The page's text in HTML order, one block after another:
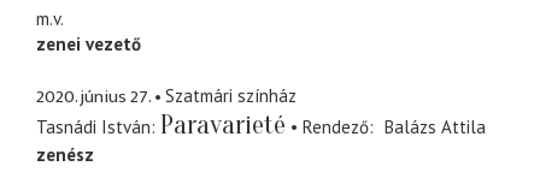
m.v.
zenei vezető
2020. június 27.
Szatmári színház
Tasnádi István Paravarieté Rendező
Balázs Attila
zenész